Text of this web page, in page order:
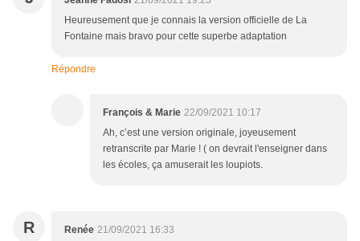
Heureusement que je connais la version officielle de La
Fontaine mais bravo pour cette superbe adaptation
Répondre
François & Marie 22/09/2021 10:17
Ah, c’est une version originale, joyeusement
retranscrite par Marie ! ( on devrait l'enseigner dans
les écoles, ça amuserait les loupiots.
R Renée 21/09/2021 16:33